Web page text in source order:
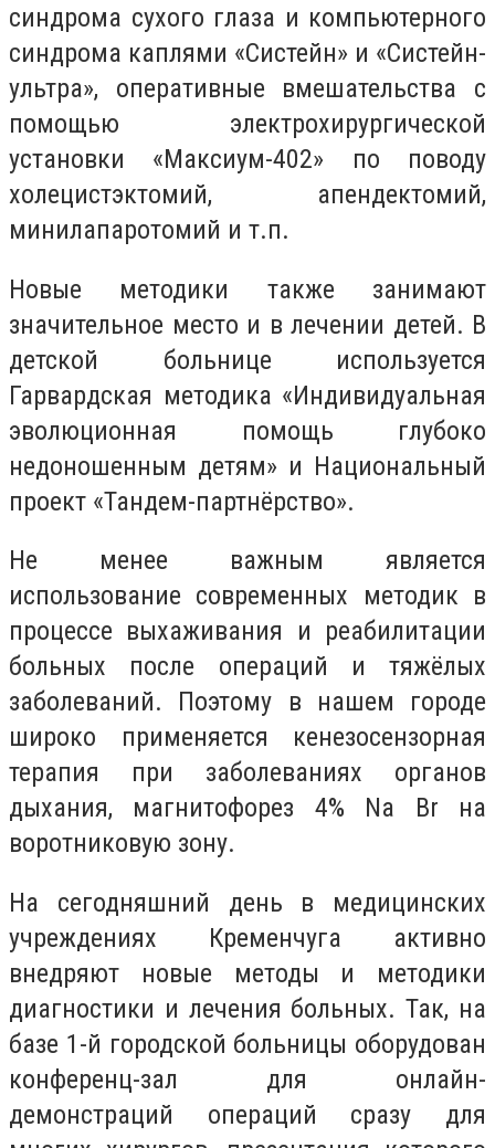
синдрома сухого глаза и компьютерного
синдрома каплями «Систейн» и «Систейн-
ультра», оперативные вмешательства с
помощью электрохирургической
установки «Максиум-402» по поводу
холецистэктомий, апендектомий,
минилапаротомий и т.п.
Новые методики также занимают
значительное место и в лечении детей. В
детской больнице используется
Гарвардская методика «Индивидуальная
эволюционная помощь глубоко
недоношенным детям» и Национальный
проект «Тандем-партнёрство».
Не менее важным является
использование современных методик в
процессе выхаживания и реабилитации
больных после операций и тяжёлых
заболеваний. Поэтому в нашем городе
широко применяется кенезосензорная
терапия при заболеваниях органов
дыхания, магнитофорез 4% Na Br на
воротниковую зону.
На сегодняшний день в медицинских
учреждениях Кременчуга активно
внедряют новые методы и методики
диагностики и лечения больных. Так, на
базе 1-й городской больницы оборудован
конференц-зал для онлайн-
демонстраций операций сразу для